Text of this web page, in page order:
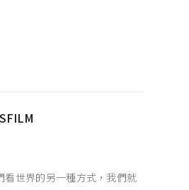
看世界的另一種方式，我們就